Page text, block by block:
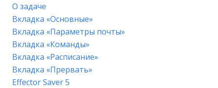
О задаче
Вкладка «Основные»
Вкладка «Параметры почты»
Вкладка «Команды»
Вкладка «Расписание»
Вкладка «Прервать»
Effector Saver 5